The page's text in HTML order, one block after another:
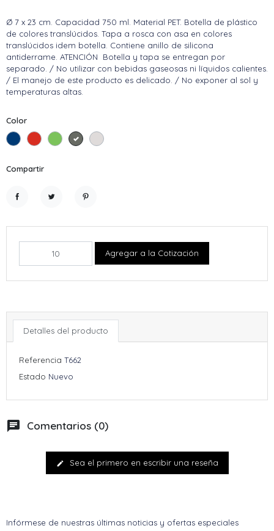
Ø 7 x 23 cm. Capacidad 750 ml. Material PET. Botella de plástico
de colores translúcidos. Tapa a rosca con asa en colores
translúcidos idem botella. Contiene anillo de silicona
antiderrame. ATENCIÓN Botella y tapa se entregan por
separado. / No utilizar con bebidas gaseosas ni líquidos calientes.
/ El manejo de este producto es delicado. / No exponer al sol y
temperaturas altas.
Color
Azul Rojo Verde Manzana
Gris Transparente
Compartir
Agregar a la Cotización
Detalles del producto
Referencia T662
Estado Nuevo
chat Comentarios (0)
edit Sea el primero en escribir una reseña
Infórmese de nuestras últimas noticias y ofertas especiales